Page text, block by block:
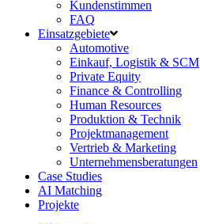
Kundenstimmen
FAQ
Einsatzgebiete
Automotive
Einkauf, Logistik & SCM
Private Equity
Finance & Controlling
Human Resources
Produktion & Technik
Projektmanagement
Vertrieb & Marketing
Unternehmensberatungen
Case Studies
AI Matching
Projekte